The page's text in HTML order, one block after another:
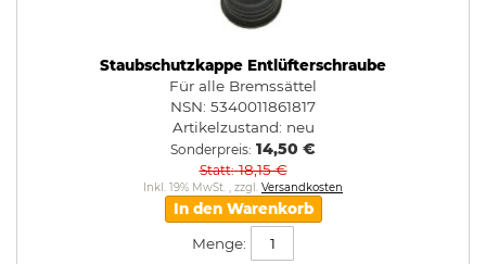
Staubschutzkappe Entlüfterschraube
Für alle Bremssättel
NSN: 5340011861817
Artikelzustand: neu
Sonderpreis 14,50 €
Statt 18,15 €
Inkl. 19% MwSt. , zzgl. Versandkosten
In den Warenkorb
Menge: